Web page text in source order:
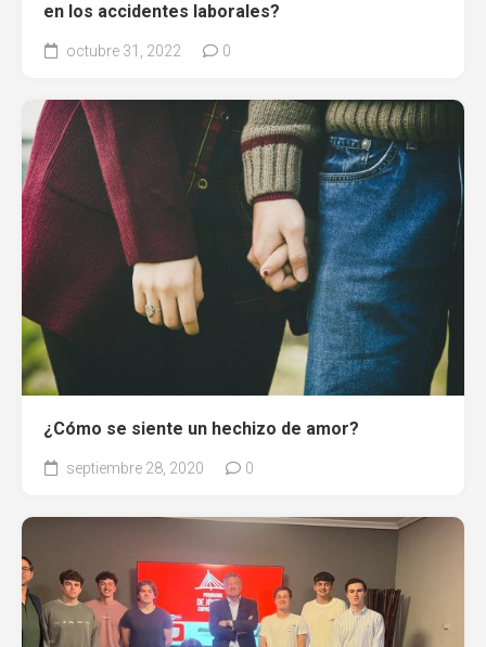
en los accidentes laborales?
octubre 31, 2022 0
¿Cómo se siente un hechizo de amor?
septiembre 28, 2020 0